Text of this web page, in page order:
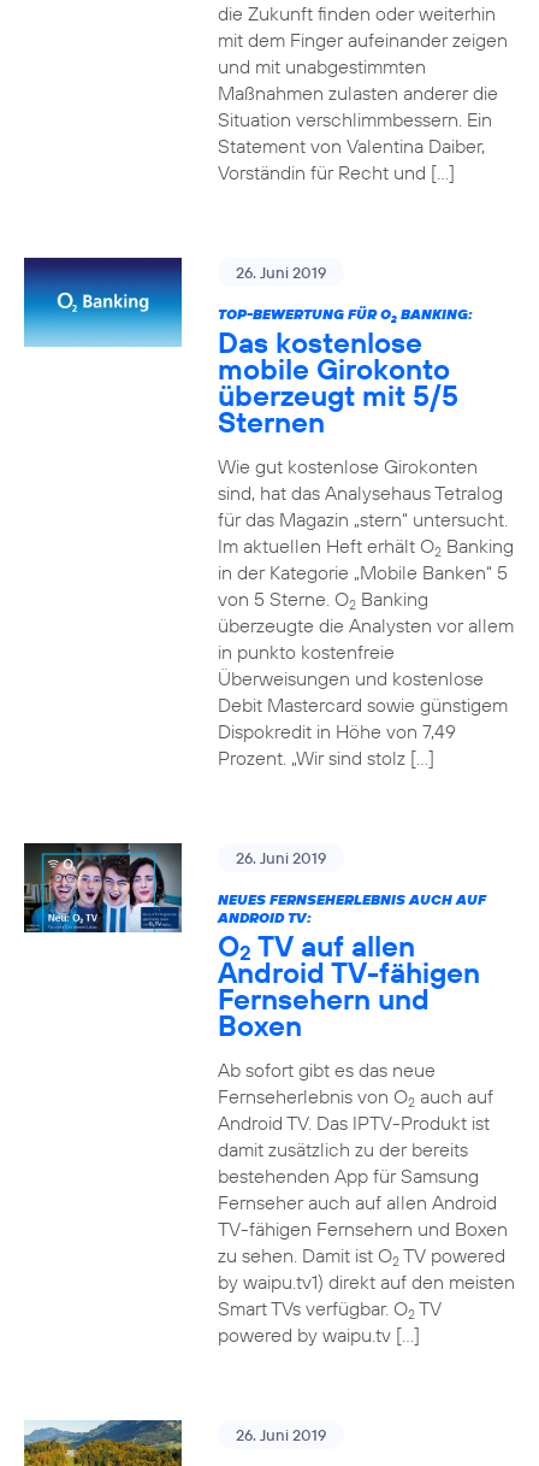
die Zukunft finden oder weiterhin
mit dem Finger aufeinander zeigen
und mit unabgestimmten
Maßnahmen zulasten anderer die
Situation verschlimmbessern. Ein
Statement von Valentina Daiber,
Vorständin für Recht und […]
26. Juni 2019
TOP-BEWERTUNG FÜR O2BANKING:
Das kostenlose
mobile Girokonto
überzeugt mit 5/5
Sternen
Wie gut kostenlose Girokonten
sind, hat das Analysehaus Tetralog
für das Magazin „stern“ untersucht.
Im aktuellen Heft erhält O2Banking
in der Kategorie „Mobile Banken“ 5
von 5 Sterne. O2Banking
überzeugte die Analysten vor allem
in punkto kostenfreie
Überweisungen und kostenlose
Debit Mastercard sowie günstigem
Dispokredit in Höhe von 7,49
Prozent. „Wir sind stolz […]
26. Juni 2019
NEUES FERNSEHERLEBNIS AUCH AUF
ANDROID TV:
O2 TV auf allen
Android TV-fähigen
Fernsehern und
Boxen
Ab sofort gibt es das neue
Fernseherlebnis von O2auch auf
Android TV. Das IPTV-Produkt ist
damit zusätzlich zu der bereits
bestehenden App für Samsung
Fernseher auch auf allen Android
TV-fähigen Fernsehern und Boxen
zu sehen. Damit ist O2TV powered
by waipu.tv1) direkt auf den meisten
Smart TVs verfügbar. O2TV
powered by waipu.tv […]
26. Juni 2019